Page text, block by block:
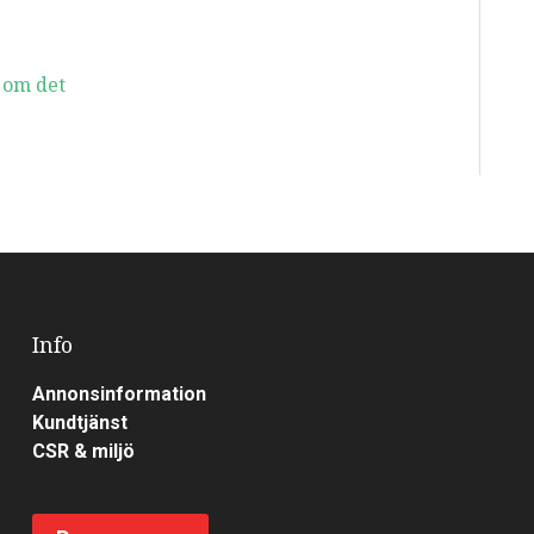
det
Info
Annonsinformation
Kundtjänst
CSR & miljö